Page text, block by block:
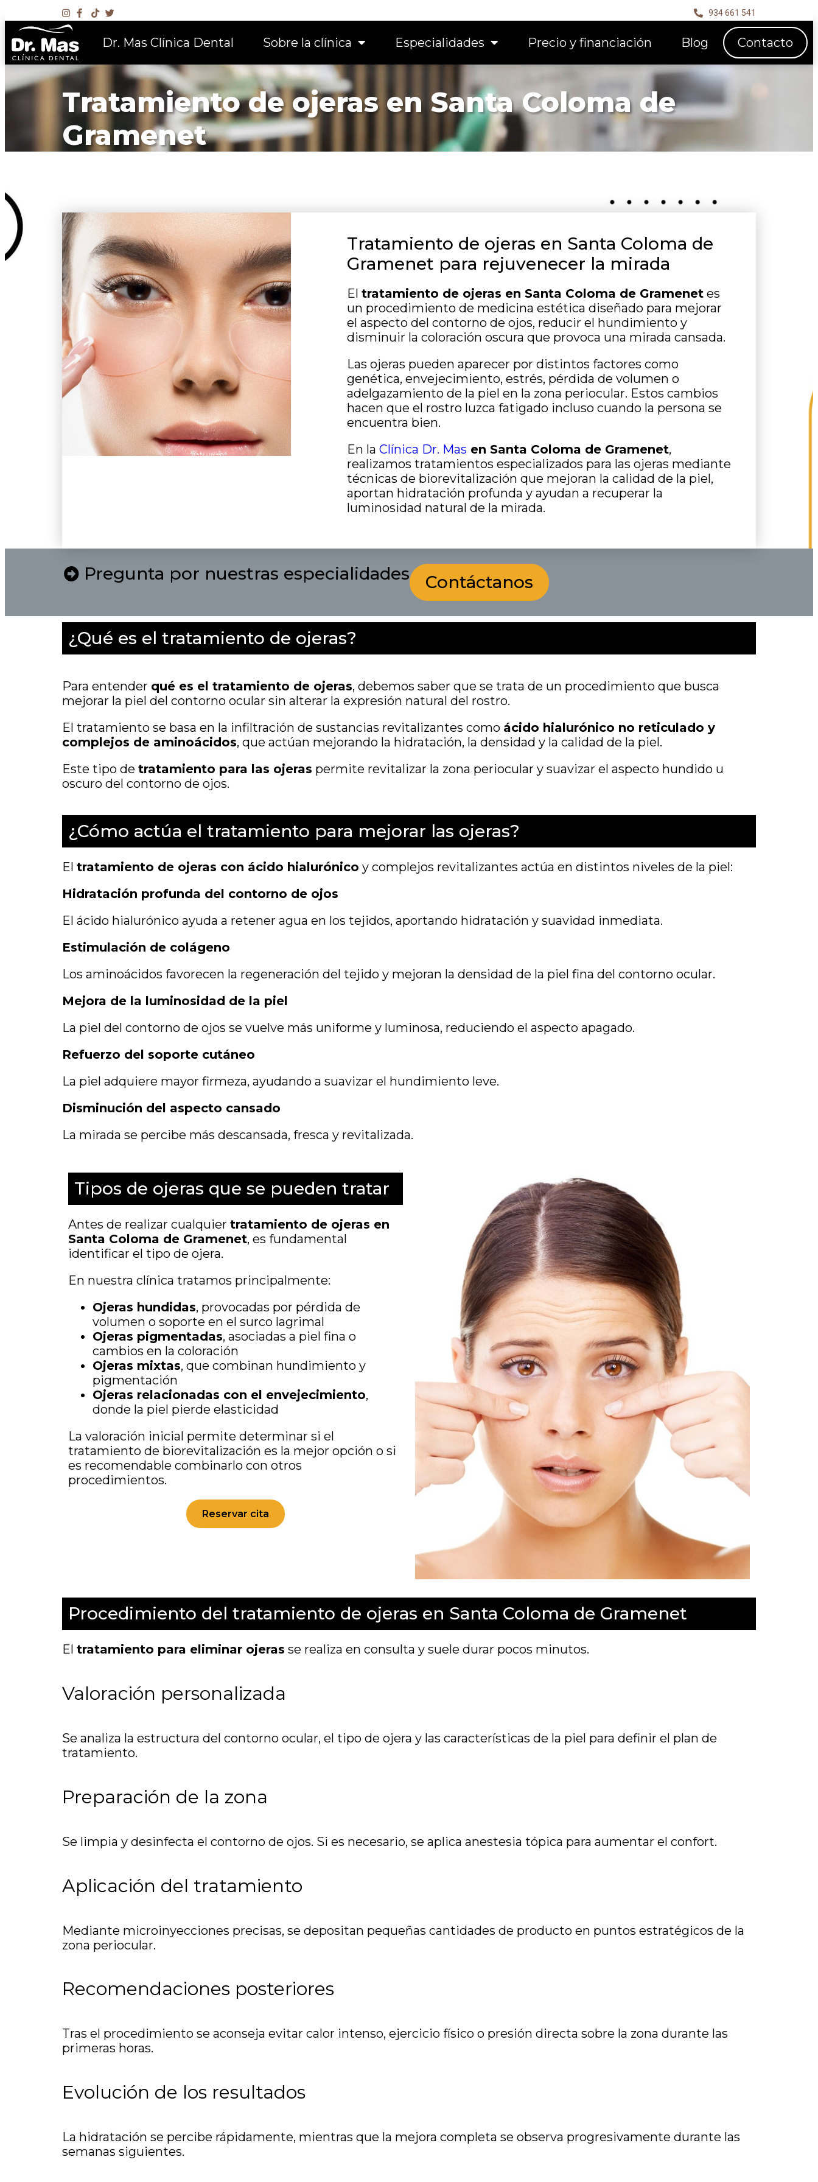
934 661 541
Dr. Mas Clínica Dental Sobre la clínica Especialidades Precio y financiación Blog Contacto
Tratamiento de ojeras en Santa Coloma de
Gramenet
Tratamiento de ojeras en Santa Coloma de
Gramenet para rejuvenecer la mirada
Eltratamiento de ojeras en Santa Coloma de Gramenet es
un procedimiento de medicina estética diseñado para mejorar
el aspecto del contorno de ojos, reducir el hundimiento y
disminuir la coloración oscura que provoca una mirada cansada.
Las ojeras pueden aparecer por distintos factores como
genética, envejecimiento, estrés, pérdida de volumen o
adelgazamiento de la piel en la zona periocular. Estos cambios
hacen que el rostro luzca fatigado incluso cuando la persona se
encuentra bien.
En laClínica Dr. Mas en Santa Coloma de Gramenet,
realizamos tratamientos especializados para las ojeras mediante
técnicas de biorevitalización que mejoran la calidad de la piel,
aportan hidratación profunda y ayudan a recuperar la
luminosidad natural de la mirada.
Pregunta por nuestras especialidades Contáctanos
¿Qué es el tratamiento de ojeras?
Para entender qué es el tratamiento de ojeras, debemos saber que se trata de un procedimiento que busca
mejorar la piel del contorno ocular sin alterar la expresión natural del rostro.
El tratamiento se basa en la infiltración de sustancias revitalizantes como ácido hialurónico no reticulado y
complejos de aminoácidos, que actúan mejorando la hidratación, la densidad y la calidad de la piel.
Este tipo de tratamiento para las ojeras permite revitalizar la zona periocular y suavizar el aspecto hundido u
oscuro del contorno de ojos.
¿Cómo actúa el tratamiento para mejorar las ojeras?
El tratamiento de ojeras con ácido hialurónico y complejos revitalizantes actúa en distintos niveles de la piel:
Hidratación profunda del contorno de ojos
El ácido hialurónico ayuda a retener agua en los tejidos, aportando hidratación y suavidad inmediata.
Estimulación de colágeno
Los aminoácidos favorecen la regeneración del tejido y mejoran la densidad de la piel fina del contorno ocular.
Mejora de la luminosidad de la piel
La piel del contorno de ojos se vuelve más uniforme y luminosa, reduciendo el aspecto apagado.
Refuerzo del soporte cutáneo
La piel adquiere mayor firmeza, ayudando a suavizar el hundimiento leve.
Disminución del aspecto cansado
La mirada se percibe más descansada, fresca y revitalizada.
Tipos de ojeras que se pueden tratar
Antes de realizar cualquier tratamiento de ojeras en
Santa Coloma de Gramenet, es fundamental
identificar el tipo de ojera.
En nuestra clínica tratamos principalmente:
Ojeras hundidas, provocadas por pérdida de
volumen o soporte en el surco lagrimal
Ojeras pigmentadas, asociadas a piel fina o
cambios en la coloración
Ojeras mixtas, que combinan hundimiento y
pigmentación
Ojeras relacionadas con el envejecimiento,
donde la piel pierde elasticidad
La valoración inicial permite determinar si el
tratamiento de biorevitalización es la mejor opción o si
es recomendable combinarlo con otros
procedimientos.
Reservar cita
Procedimiento del tratamiento de ojeras en Santa Coloma de Gramenet
El tratamiento para eliminar ojeras se realiza en consulta y suele durar pocos minutos.
Valoración personalizada
Se analiza la estructura del contorno ocular, el tipo de ojera y las características de la piel para definir el plan de
tratamiento.
Preparación de la zona
Se limpia y desinfecta el contorno de ojos. Si es necesario, se aplica anestesia tópica para aumentar el confort.
Aplicación del tratamiento
Mediante microinyecciones precisas, se depositan pequeñas cantidades de producto en puntos estratégicos de la
zona periocular.
Recomendaciones posteriores
Tras el procedimiento se aconseja evitar calor intenso, ejercicio físico o presión directa sobre la zona durante las
primeras horas.
Evolución de los resultados
La hidratación se percibe rápidamente, mientras que la mejora completa se observa progresivamente durante las
semanas siguientes.